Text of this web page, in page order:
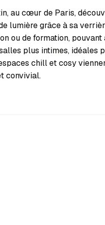
au cœur de Paris,
lumière grâce à sa
ou de formation,
plus intimes, idéales
chill et cosy
convivial.